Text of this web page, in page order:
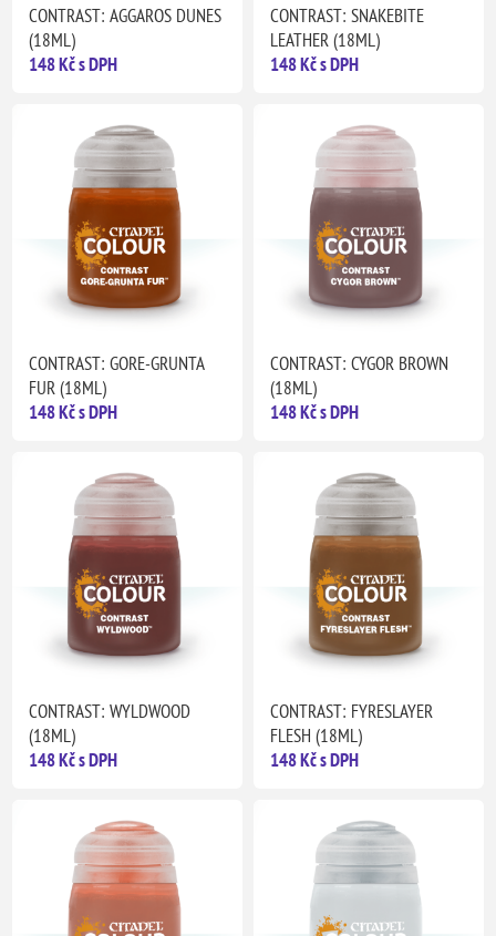
CONTRAST: AGGAROS DUNES
(18ML)
148 Kč s DPH
CONTRAST: SNAKEBITE
LEATHER (18ML)
148 Kč s DPH
CONTRAST: GORE-GRUNTA
FUR (18ML)
148 Kč s DPH
CONTRAST: CYGOR BROWN
(18ML)
148 Kč s DPH
CONTRAST: WYLDWOOD
(18ML)
148 Kč s DPH
CONTRAST: FYRESLAYER
FLESH (18ML)
148 Kč s DPH